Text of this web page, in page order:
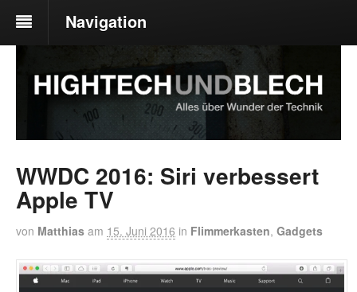
Navigation
WWDC 2016: Siri verbessert
Apple TV
von Matthias am 15. Juni 2016 in Flimmerkasten, Gadgets